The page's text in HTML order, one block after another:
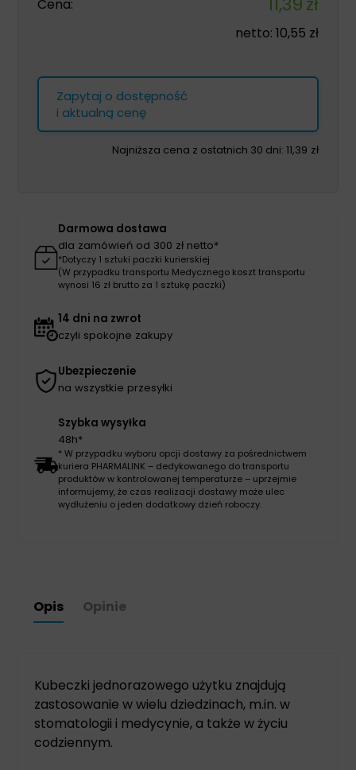
Cena:
netto: 10,55 zł
Zapytaj o dostępność
i aktualną cenę
Najniższa cena z ostatnich 30 dni: 11,39 zł
Darmowa dostawa
dla zamówień od 300 zł netto*
*Dotyczy 1 sztuki paczki kurierskiej
(W przypadku transportu Medycznego koszt transportu
wynosi 16 zł brutto za 1 sztukę paczki)
14 dni na zwrot
czyli spokojne zakupy
Ubezpieczenie
na wszystkie przesyłki
Szybka wysyłka
48h*
* W przypadku wyboru opcji dostawy za pośrednictwem
kuriera PHARMALINK – dedykowanego do transportu
produktów w kontrolowanej temperaturze – uprzejmie
informujemy, że czas realizacji dostawy może ulec
wydłużeniu o jeden dodatkowy dzień roboczy.
Opis Opinie
Kubeczki jednorazowego użytku znajdują
zastosowanie w wielu dziedzinach, m.in. w
stomatologii i medycynie, a także w życiu
codziennym.